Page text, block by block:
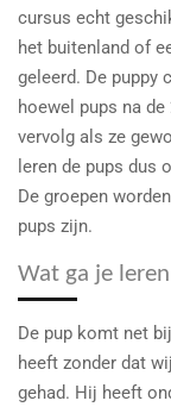
cursus echt
het buitenland of
geleerd. De puppy
hoewel pups na
vervolg als ze
leren de pups dus
De groepen
pups zijn.
Wat ga je
De pup komt net
heeft zonder dat
gehad. Hij heeft